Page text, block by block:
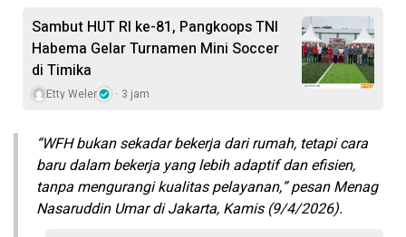
Sambut HUT RI ke-81, Pangkoops TNI
Habema Gelar Turnamen Mini Soccer
di Timika
Etty Weler 3 jam
“WFH bukan sekadar bekerja dari rumah, tetapi cara
baru dalam bekerja yang lebih adaptif dan efisien,
tanpa mengurangi kualitas pelayanan,” pesan Menag
Nasaruddin Umar di Jakarta, Kamis (9/4/2026).